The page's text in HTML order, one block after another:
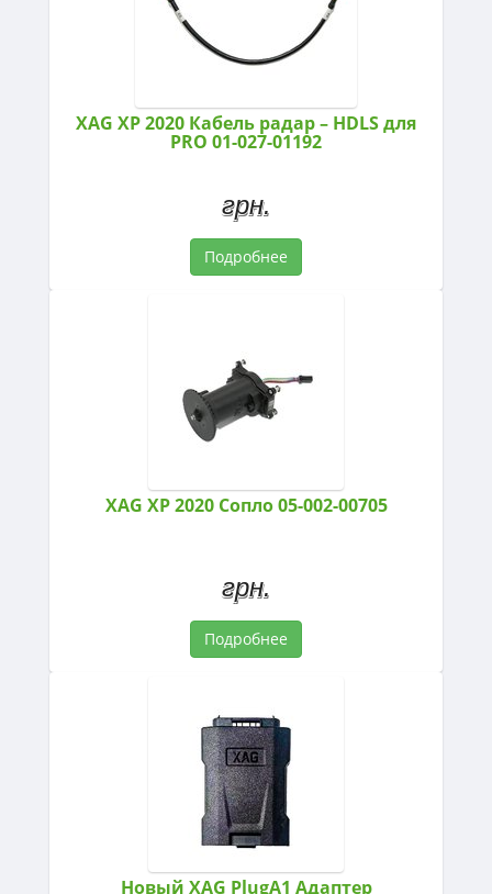
XAG XP 2020 Кабель радар – HDLS для
PRO 01-027-01192
грн.
Подробнее
XAG XP 2020 Сопло 05-002-00705
грн.
Подробнее
Новый XAG PlugA1 Адаптер